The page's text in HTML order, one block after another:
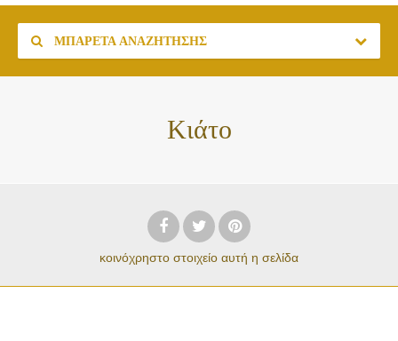
ΜΠΑΡΈΤΑ ΑΝΑΖΉΤΗΣΗΣ
Κιάτο
κοινόχρηστο στοιχείο αυτή η σελίδα